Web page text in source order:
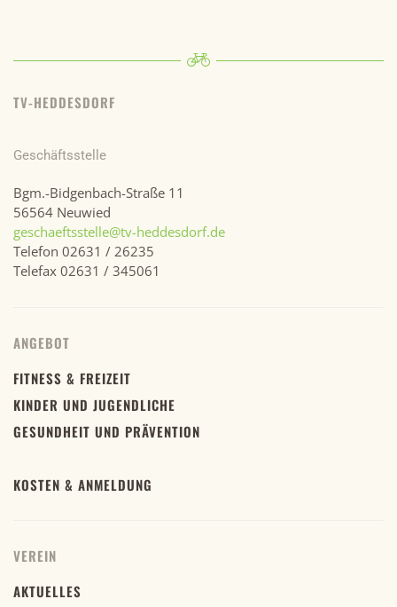
TV-HEDDESDORF
Geschäftsstelle
Bgm.-Bidgenbach-Straße 11
56564 Neuwied
geschaeftsstelle@tv-heddesdorf.de
Telefon 02631 / 26235
Telefax 02631 / 345061
ANGEBOT
FITNESS & FREIZEIT
KINDER UND JUGENDLICHE
GESUNDHEIT UND PRÄVENTION
KOSTEN & ANMELDUNG
VEREIN
AKTUELLES